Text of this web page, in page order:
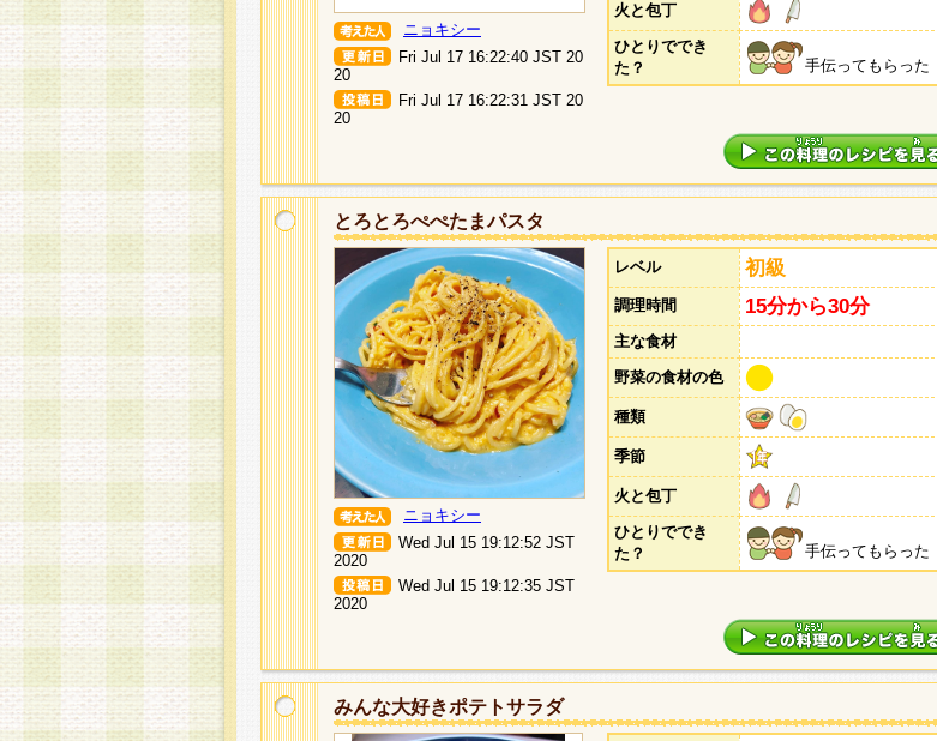
ニョキシー
Fri Jul 17 16:22:40 JST 20
20
Fri Jul 17 16:22:31 JST 20
20
火と包丁
ひとりででき
た？
手伝ってもらった
とろとろぺぺたまパスタ
ニョキシー
Wed Jul 15 19:12:52 JST
2020
Wed Jul 15 19:12:35 JST
2020
レベル 初級
調理時間 15分から30分
主な食材
野菜の食材の色
種類
季節
火と包丁
ひとりででき
た？
手伝ってもらった
みんな大好きポテトサラダ